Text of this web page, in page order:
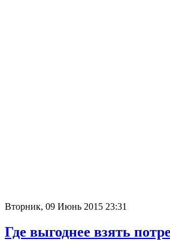
Вторник, 09 Июнь 2015 23:31
Где выгоднее взять